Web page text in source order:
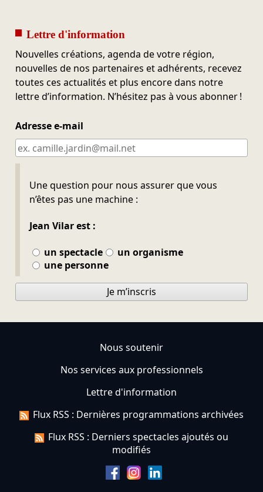
Lettre d'information
Nouvelles créations, agenda de votre région,
nouvelles de nos partenaires et adhérents, recevez
toutes ces actualités et plus encore dans notre
lettre d’information. N’hésitez pas à vous abonner !
Adresse e-mail
Une question pour nous assurer que vous
n’êtes pas une machine :
Jean Vilar est :
un spectacle
un organisme
une personne
Ne pas remplir
Je m’inscris
Nous soutenir
Nos services aux professionnels
Lettre d'information
Flux RSS : Dernières programmations archivées
Flux RSS : Derniers spectacles ajoutés ou
modifiés